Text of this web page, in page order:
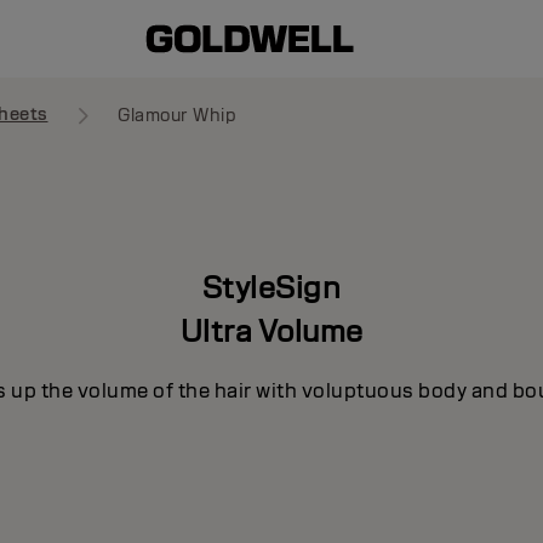
Glamour Whip
StyleSign
Ultra Volume
up the volume of the hair with voluptuous body and